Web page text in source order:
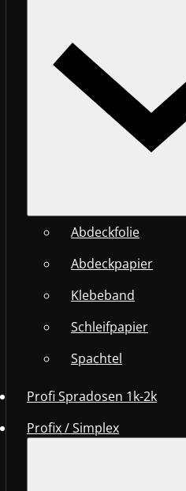
Abdeckfolie
Abdeckpapier
Klebeband
Schleifpapier
Spachtel
Profi Spradosen 1k-2k
Profix / Simplex